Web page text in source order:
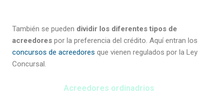
También se pueden dividir los diferentes tipos de
acreedores por la preferencia del crédito. Aquí entran los
concursos de acreedores que vienen regulados por la Ley
Concursal.
Acreedores ordinadrios